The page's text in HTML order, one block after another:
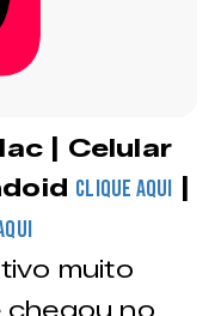
| Celular
CLIQUE AQUI
muito
chegou no